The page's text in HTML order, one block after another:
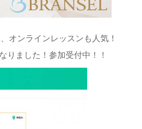
オンラインレッスンも人気！
りました！参加受付中！！